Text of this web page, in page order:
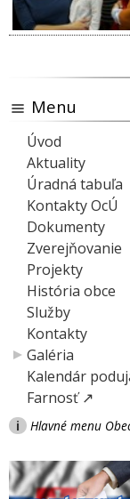
Menu
Úvod
Aktuality
Úradná tabuľa
Kontakty OcÚ
Dokumenty
Zverejňovanie
Projekty
História obce
Služby
Kontakty
Galéria
Kalendár
Farnosť ↗
i Hlavné menu